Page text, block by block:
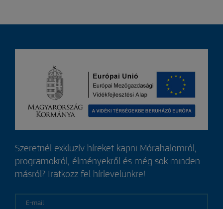
Szeretnél exkluzív híreket kapni Mórahalomról,
programokról, élményekről és még sok minden
másról? Iratkozz fel hírlevelünkre!